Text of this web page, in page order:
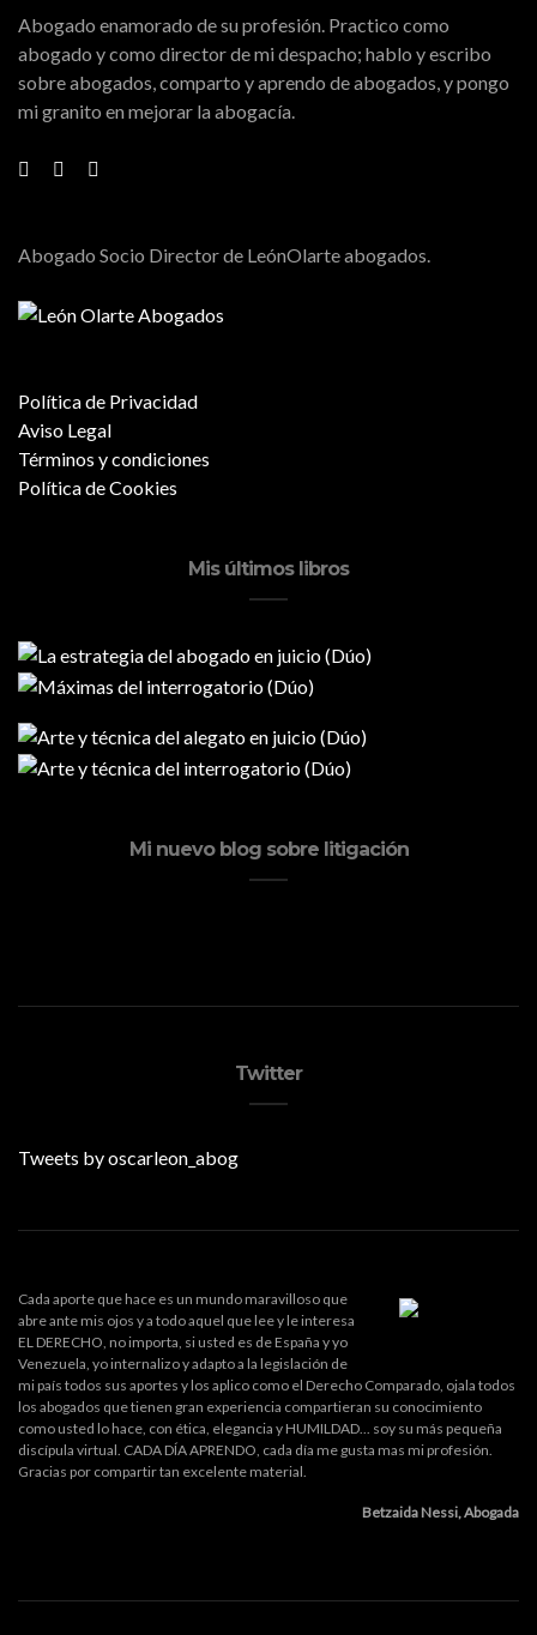
Abogado enamorado de su profesión. Practico como
abogado y como director de mi despacho; hablo y escribo
sobre abogados, comparto y aprendo de abogados, y pongo
mi granito en mejorar la abogacía.
Abogado Socio Director de LeónOlarte abogados.
Política de Privacidad
Aviso Legal
Términos y condiciones
Política de Cookies
Mis últimos libros
Mi nuevo blog sobre litigación
Twitter
Tweets by oscarleon_abog
Cada aporte que hace es un mundo maravilloso que
abre ante mis ojos y a todo aquel que lee y le interesa
EL DERECHO, no importa, si usted es de España y yo
Venezuela, yo internalizo y adapto a la legislación de
mi país todos sus aportes y los aplico como el Derecho Comparado, ojala todos
los abogados que tienen gran experiencia compartieran su conocimiento
como usted lo hace, con ética, elegancia y HUMILDAD... soy su más pequeña
discípula virtual. CADA DÍA APRENDO, cada día me gusta mas mi profesión.
Gracias por compartir tan excelente material.
Betzaida Nessi, Abogada